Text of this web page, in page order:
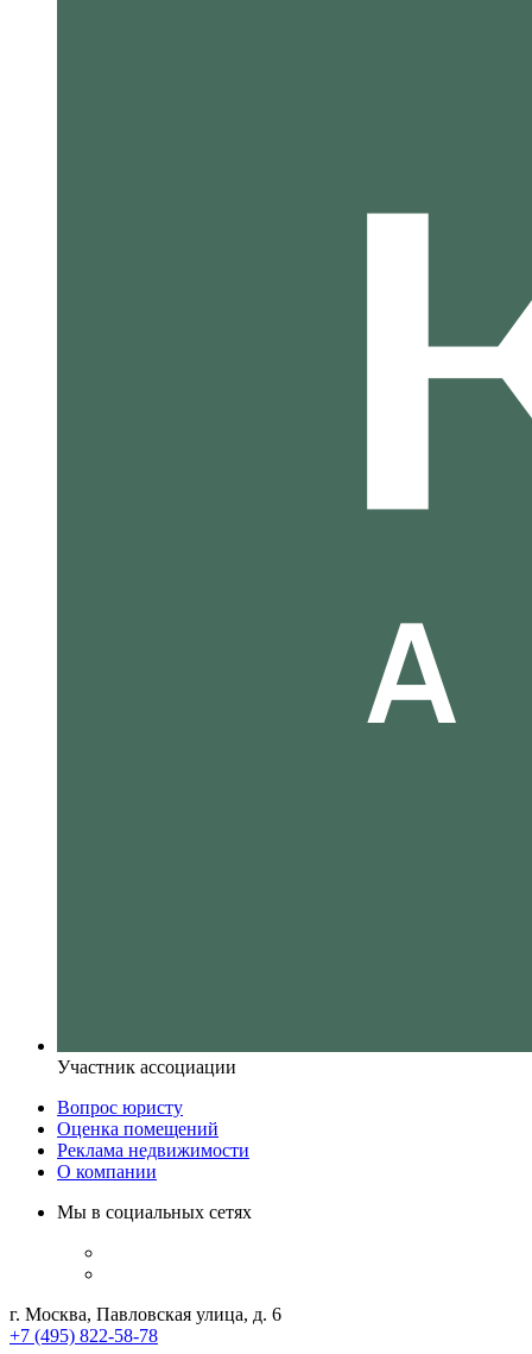
Участник ассоциации
Вопрос юристу
Оценка помещений
Реклама недвижимости
О компании
Мы в социальных сетях
г. Москва, Павловская улица, д. 6
+7 (495) 822-58-78